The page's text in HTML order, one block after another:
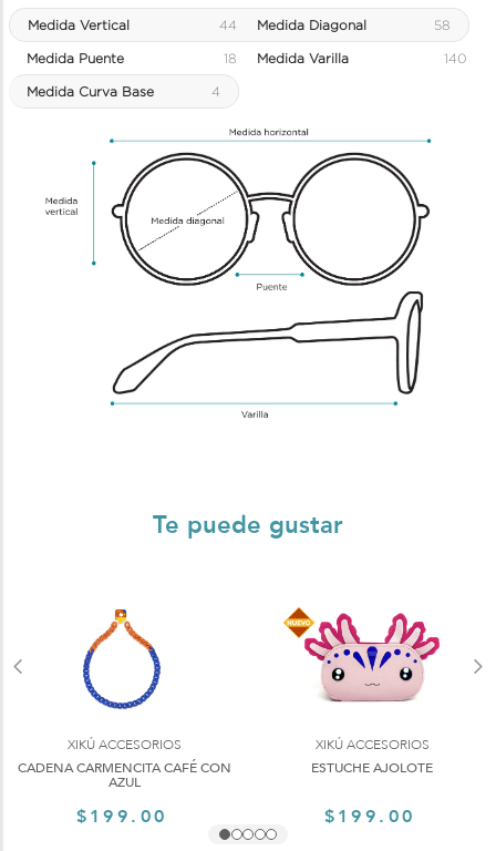
Medida Vertical 44 Medida Diagonal 58
Medida Puente 18 Medida Varilla 140
Medida Curva Base 4
Te puede gustar
XIKÚ ACCESORIOS
CADENA CARMENCITA CAFÉ CON
AZUL
$199.00
XIKÚ ACCESORIOS
ESTUCHE AJOLOTE
$199.00